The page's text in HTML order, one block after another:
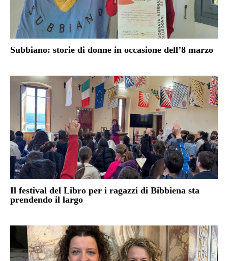
Subbiano: storie di donne in occasione dell’8 marzo
Il festival del Libro per i ragazzi di Bibbiena sta
prendendo il largo